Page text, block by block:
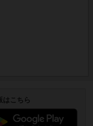
はこちら